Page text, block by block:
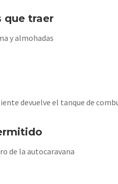
que traer
y almohadas
devuelve el tanque de
de la autocaravana